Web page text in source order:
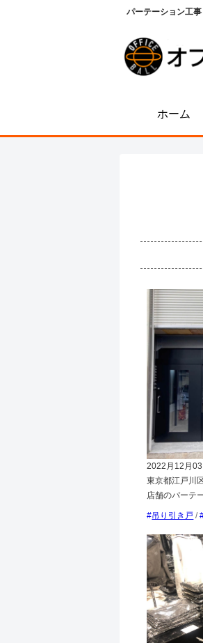
パーテーション工
ホーム
2022月12月03
東京都江戸川
店舗のパーテ
吊り引き戸 /